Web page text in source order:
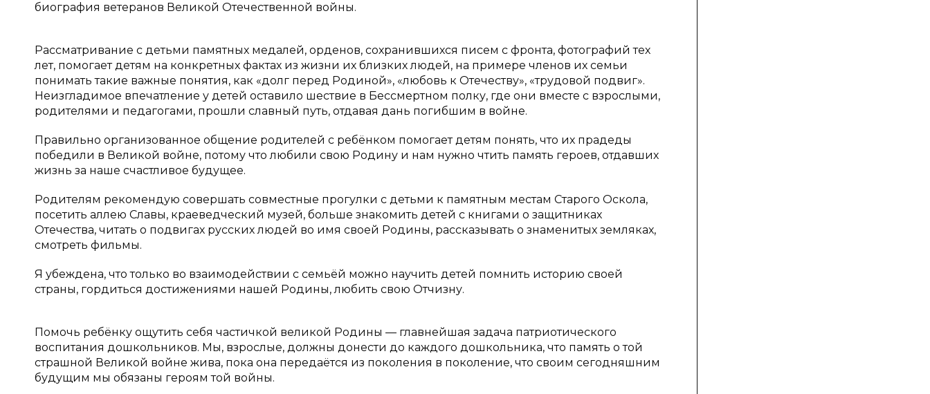
биография ветеранов Великой Отечественной войны.
Рассматривание с детьми памятных медалей, орденов, сохранившихся писем с фронта, фотографий тех
лет, помогает детям на конкретных фактах из жизни их близких людей, на примере членов их семьи
понимать такие важные понятия, как «долг перед Родиной», «любовь к Отечеству», «трудовой подвиг».
Неизгладимое впечатление у детей оставило шествие в Бессмертном полку, где они вместе с взрослыми,
родителями и педагогами, прошли славный путь, отдавая дань погибшим в войне.
Правильно организованное общение родителей с ребёнком помогает детям понять, что их прадеды
победили в Великой войне, потому что любили свою Родину и нам нужно чтить память героев, отдавших
жизнь за наше счастливое будущее.
Родителям рекомендую совершать совместные прогулки с детьми к памятным местам Старого Оскола,
посетить аллею Славы, краеведческий музей, больше знакомить детей с книгами о защитниках
Отечества, читать о подвигах русских людей во имя своей Родины, рассказывать о знаменитых земляках,
смотреть фильмы.
Я убеждена, что только во взаимодействии с семьёй можно научить детей помнить историю своей
страны, гордиться достижениями нашей Родины, любить свою Отчизну.
Помочь ребёнку ощутить себя частичкой великой Родины — главнейшая задача патриотического
воспитания дошкольников. Мы, взрослые, должны донести до каждого дошкольника, что память о той
страшной Великой войне жива, пока она передаётся из поколения в поколение, что своим сегодняшним
будущим мы обязаны героям той войны.